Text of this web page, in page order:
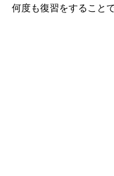
何度も復習をすること